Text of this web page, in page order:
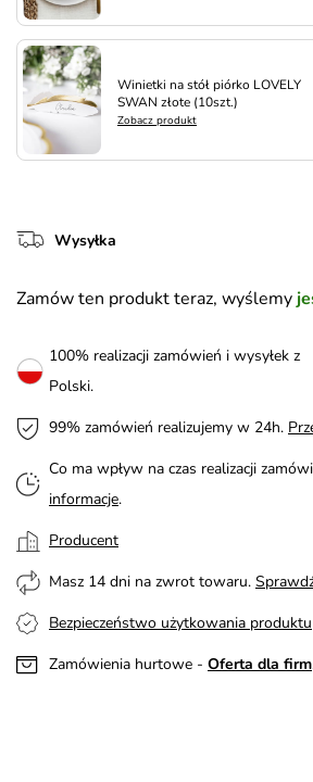
Winietki na stół piórko LOVELY
SWAN złote (10szt.)
Zobacz produkt
Wysyłka
Zamów ten produkt teraz, wyślemy
100% realizacji zamówień i wysyłek z
Polski.
99% zamówień realizujemy w 24h.
Co ma wpływ na czas realizacji
informacje.
Producent
Masz 14 dni na zwrot towaru.
Bezpieczeństwo użytkowania produktu
Zamówienia hurtowe - Oferta dla firm